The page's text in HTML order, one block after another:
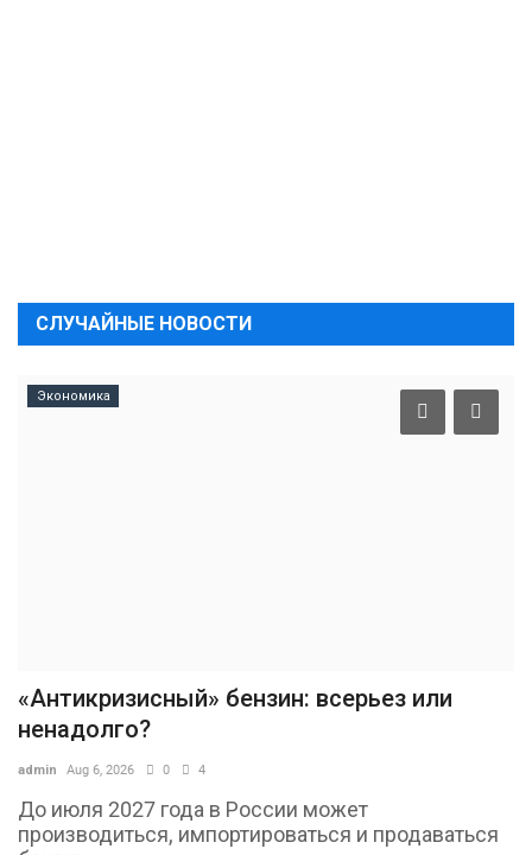
СЛУЧАЙНЫЕ НОВОСТИ
Экономика
«Антикризисный» бензин: всерьез или
ненадолго?
admin Aug 6, 2026 0 4
До июля 2027 года в России может
производиться, импортироваться и продаваться